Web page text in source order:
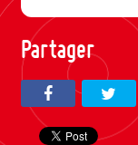
Partager